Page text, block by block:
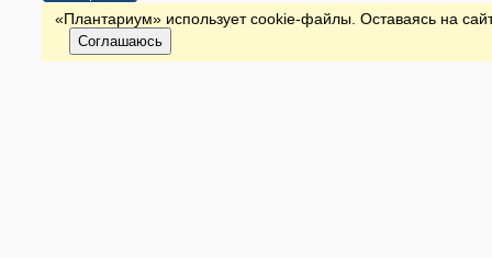
«Плантариум» использует cookie-файлы. Оставаясь на
Соглашаюсь